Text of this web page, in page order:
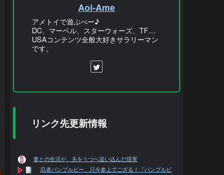
Aoi-Ame
アメトイで遊ぶべー♪
DC、マーベル、スターウォーズ、TF…
USAコンテンツ全般大好きサラリーマン
です。
リンク先更新情報
妻との生活が、夫をうつへ追い込んだ現実
忍者バンブルビー、只今参上でござる！『バンブルビ